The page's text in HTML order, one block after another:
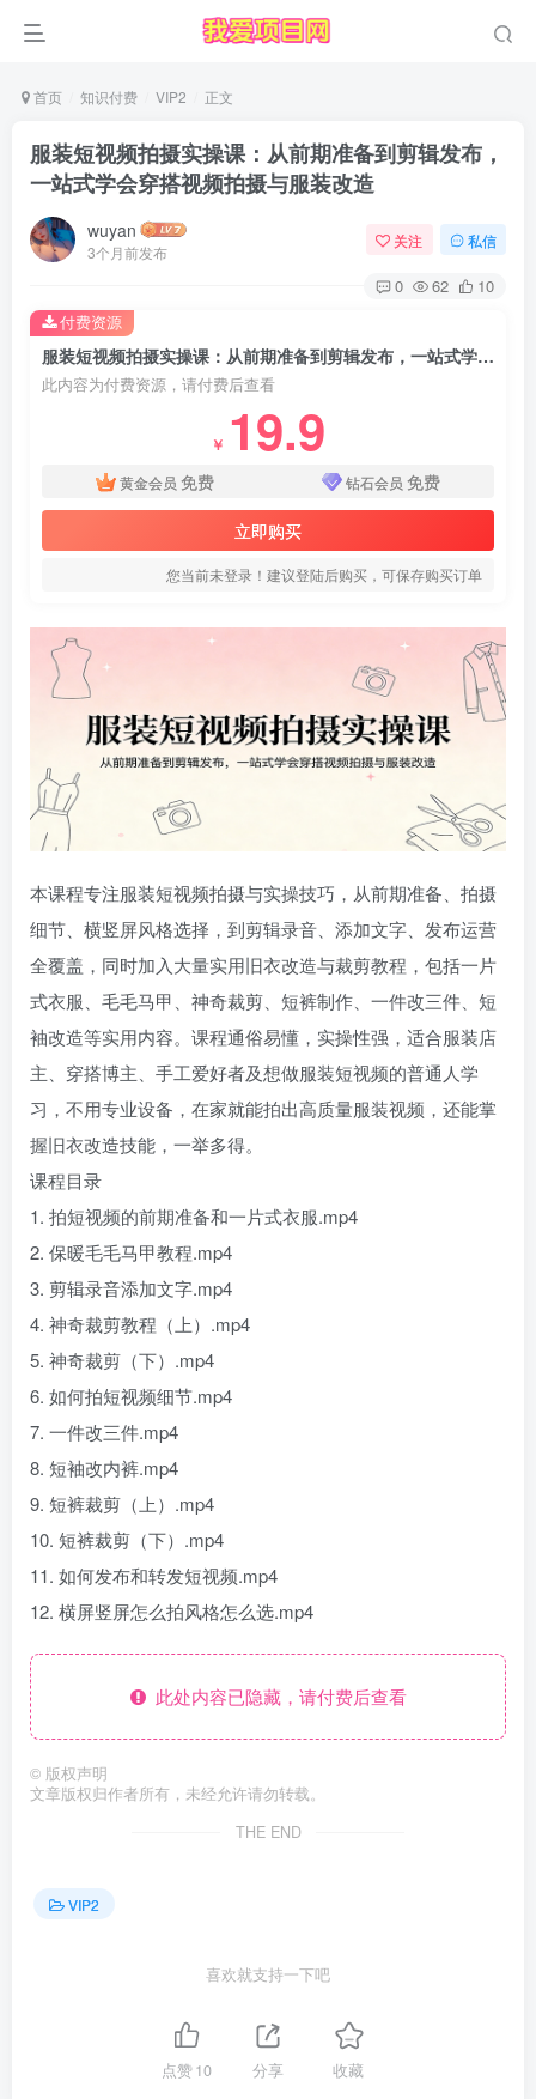
首页 知识付费 VIP2 正文
服装短视频拍摄实操课：从前期准备到剪辑发布，
一站式学会穿搭视频拍摄与服装改造
wuyan
3个月前发布
关注 私信
0 62 10
服装短视频拍摄实操课：从前期准备到剪辑发布，一站式学会穿搭视频拍摄与服装改造
此内容为付费资源，请付费后查看
￥ 19.9
黄金会员 免费 钻石会员 免费
立即购买
您当前未登录！建议登陆后购买，可保存购买订单
付费资源
本课程专注服装短视频拍摄与实操技巧，从前期准备、拍摄
细节、横竖屏风格选择，到剪辑录音、添加文字、发布运营
全覆盖，同时加入大量实用旧衣改造与裁剪教程，包括一片
式衣服、毛毛马甲、神奇裁剪、短裤制作、一件改三件、短
袖改造等实用内容。课程通俗易懂，实操性强，适合服装店
主、穿搭博主、手工爱好者及想做服装短视频的普通人学
习，不用专业设备，在家就能拍出高质量服装视频，还能掌
握旧衣改造技能，一举多得。
课程目录
1. 拍短视频的前期准备和一片式衣服.mp4
2. 保暖毛毛马甲教程.mp4
3. 剪辑录音添加文字.mp4
4. 神奇裁剪教程（上）.mp4
5. 神奇裁剪（下）.mp4
6. 如何拍短视频细节.mp4
7. 一件改三件.mp4
8. 短袖改内裤.mp4
9. 短裤裁剪（上）.mp4
10. 短裤裁剪（下）.mp4
11. 如何发布和转发短视频.mp4
12. 横屏竖屏怎么拍风格怎么选.mp4
此处内容已隐藏，请付费后查看
© 版权声明
文章版权归作者所有，未经允许请勿转载。
THE END
VIP2
喜欢就支持一下吧
点赞10 分享 收藏